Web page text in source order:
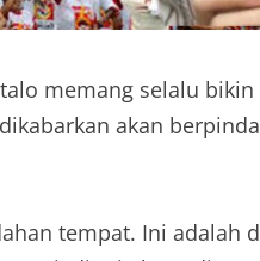
memang selalu bikin
akan
tempat. Ini adalah